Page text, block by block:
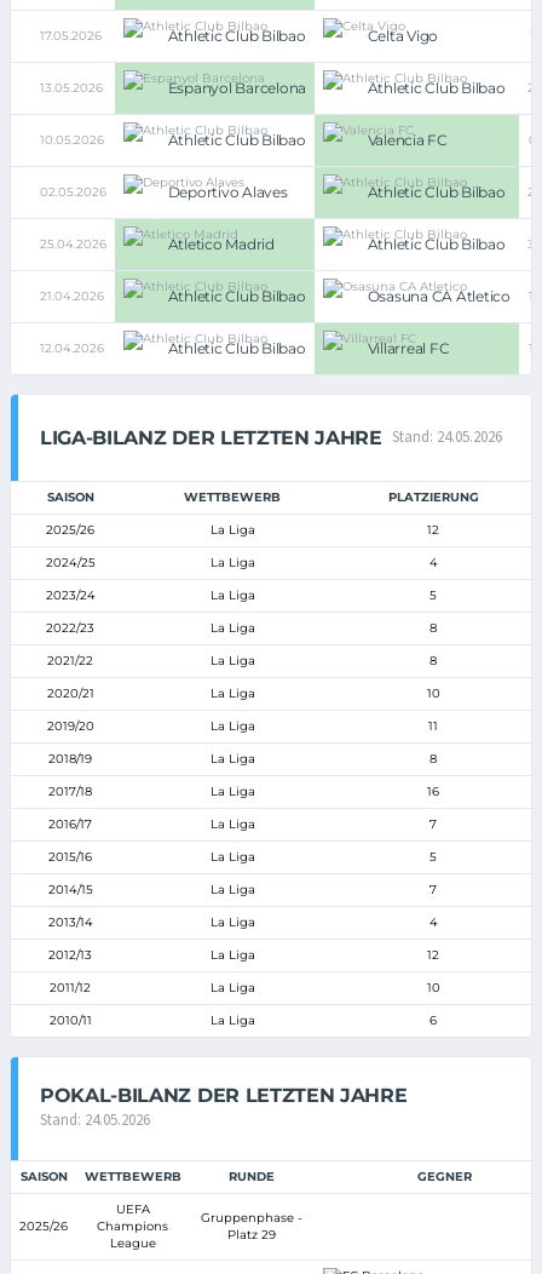
17.05.2026 Athletic Club Bilbao Celta Vigo 1:1
13.05.2026 Espanyol Barcelona Athletic Club Bilbao
10.05.2026 Athletic Club Bilbao Valencia FC
02.05.2026 Deportivo Alaves Athletic Club Bilbao
25.04.2026 Atletico Madrid Athletic Club Bilbao
21.04.2026 Athletic Club Bilbao Osasuna CA Atletico
12.04.2026 Athletic Club Bilbao Villarreal FC
LIGA-BILANZ DER LETZTEN JAHRE Stand: 24.05.2026
SAISON WETTBEWERB PLATZIERUNG
2025/26 La Liga 12
2024/25 La Liga 4
2023/24 La Liga 5
2022/23 La Liga 8
2021/22 La Liga 8
2020/21 La Liga 10
2019/20 La Liga 11
2018/19 La Liga 8
2017/18 La Liga 16
2016/17 La Liga 7
2015/16 La Liga 5
2014/15 La Liga 7
2013/14 La Liga 4
2012/13 La Liga 12
2011/12 La Liga 10
2010/11 La Liga 6
POKAL-BILANZ DER LETZTEN JAHRE
Stand: 24.05.2026
SAISON WETTBEWERB RUNDE GEGNER
2025/26
UEFA
Champions
League
Gruppenphase -
Platz 29